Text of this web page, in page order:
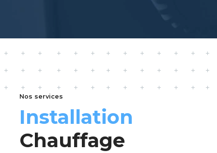
Nos services
Installation
Chauffage